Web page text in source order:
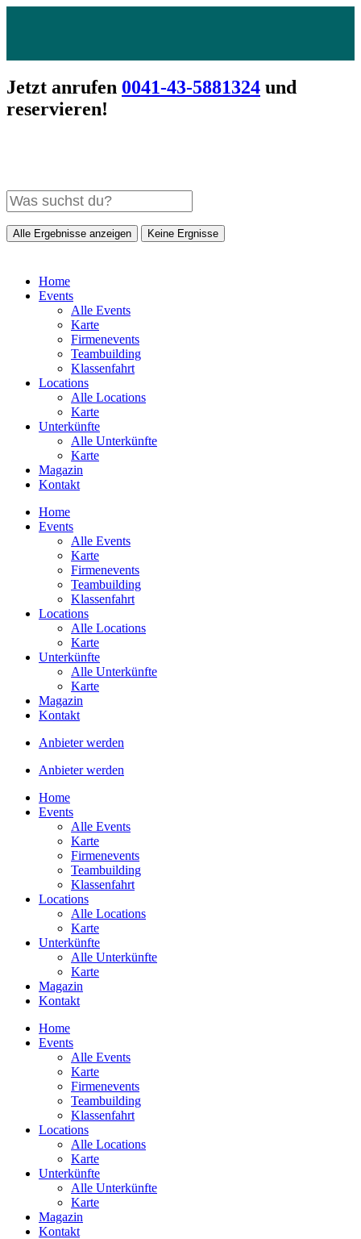
Jetzt anrufen 0041-43-5881324 und
reservieren!
Alle Ergebnisse anzeigen Keine Ergnisse
Home
Events
Alle Events
Karte
Firmenevents
Teambuilding
Klassenfahrt
Locations
Alle Locations
Karte
Unterkünfte
Alle Unterkünfte
Karte
Magazin
Kontakt
Home
Events
Alle Events
Karte
Firmenevents
Teambuilding
Klassenfahrt
Locations
Alle Locations
Karte
Unterkünfte
Alle Unterkünfte
Karte
Magazin
Kontakt
Anbieter werden
Anbieter werden
Home
Events
Alle Events
Karte
Firmenevents
Teambuilding
Klassenfahrt
Locations
Alle Locations
Karte
Unterkünfte
Alle Unterkünfte
Karte
Magazin
Kontakt
Home
Events
Alle Events
Karte
Firmenevents
Teambuilding
Klassenfahrt
Locations
Alle Locations
Karte
Unterkünfte
Alle Unterkünfte
Karte
Magazin
Kontakt